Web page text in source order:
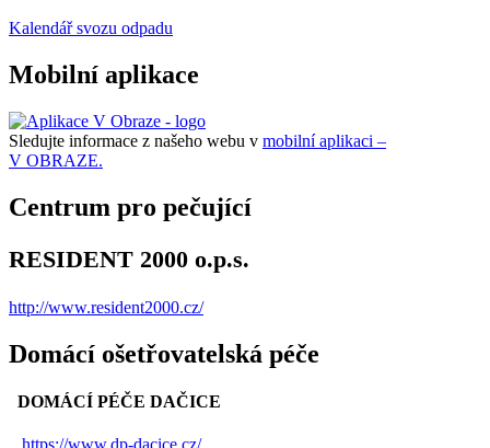
Kalendář svozu odpadu
Mobilní aplikace
Sledujte informace z našeho webu v mobilní aplikaci –
V OBRAZE.
Centrum pro pečující
RESIDENT 2000 o.p.s.
http://www.resident2000.cz/
Domácí ošetřovatelská péče
DOMÁCÍ PÉČE DAČICE
https://www.dp-dacice.cz/